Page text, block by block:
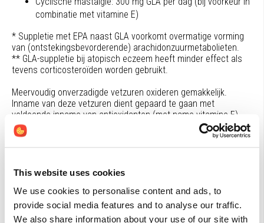
This website uses cookies
We use cookies to personalise content and ads, to
provide social media features and to analyse our traffic.
We also share information about your use of our site with
combinatie met vitamine E)
* Suppletie met EPA naast GLA voorkomt overmatige vorming
van (ontstekingsbevorderende) arachidonzuurmetabolieten.
** GLA-suppletie bij atopisch eczeem heeft minder effect als
tevens corticosteroïden worden gebruikt.
Meervoudig onverzadigde vetzuren oxideren gemakkelijk.
Inname van deze vetzuren dient gepaard te gaan met
voldoende inname van antioxidanten (met name vitamine E).
Interactie
GLA (tot 2,8 gram per dag) verhoogt de effectiviteit van
tamoxifen en paclitaxol en mogelijk ook van andere anti-
kanker medicijnen zoals doxorubicine, vincristine,
vinblastine en vinorelbine. GLA verlaagt mogelijk de
effectiviteit van cisplatine en carboplatine.